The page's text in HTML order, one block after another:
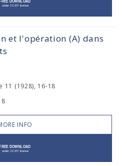
et l'opération (A) dans
11 (1928), 16-18
INFO